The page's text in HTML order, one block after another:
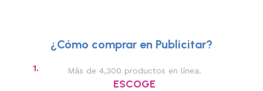
¿Cómo comprar en Publicitar?
1. Más de 4,300 productos en línea.
ESCOGE